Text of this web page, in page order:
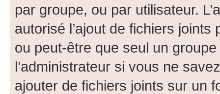
par groupe, ou par utilisateur.
autorisé l’ajout de fichiers
ou peut-être que seul un
l’administrateur si vous ne
ajouter de fichiers joints sur un